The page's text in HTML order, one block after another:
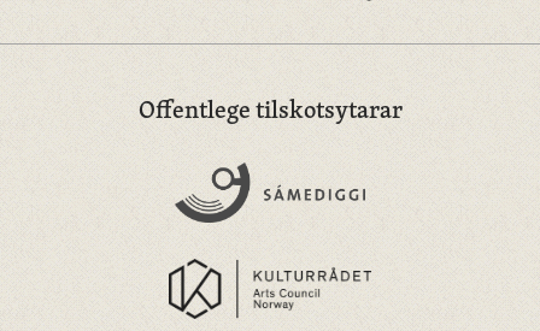
Offentlege tilskotsytarar